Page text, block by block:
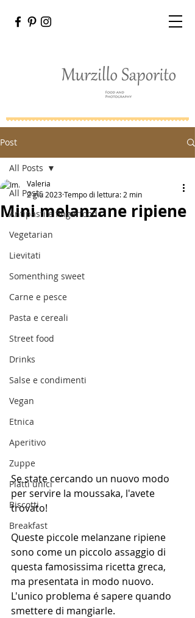
Post
All Posts
Antipasti e fingerfood
Vegetarian
Lievitati
Somenthing sweet
Carne e pesce
Pasta e cereali
Street food
Drinks
Salse e condimenti
Vegan
Etnica
Aperitivo
Zuppe
Piatti unici
Biscotti
Breakfast
All Posts
Mini melanzane ripiene
Valeria
2 giu 2023Tempo di lettura: 2 min
Se state cercando un nuovo modo
per servire la moussaka, l'avete
trovato!
Queste piccole melanzane ripiene
sono come un piccolo assaggio di
questa famosissima ricetta greca,
ma presentata in modo nuovo.
L'unico problema é sapere quando
smettere di mangiarle.